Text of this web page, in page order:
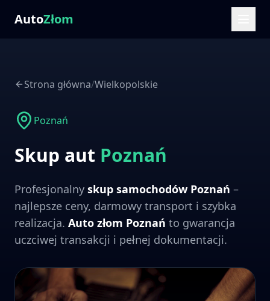
AutoZłom
Strona główna/Wielkopolskie
Poznań
Skup aut Poznań
Profesjonalny skup samochodów Poznań –
najlepsze ceny, darmowy transport i szybka
realizacja. Auto złom Poznań to gwarancja
uczciwej transakcji i pełnej dokumentacji.